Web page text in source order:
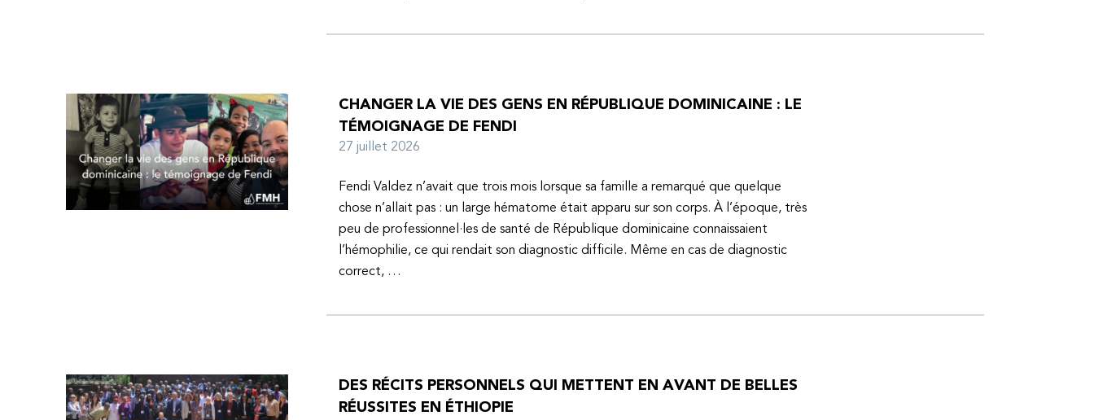
CHANGER LA VIE DES GENS EN RÉPUBLIQUE DOMINICAINE : LE
TÉMOIGNAGE DE FENDI
27 juillet 2026
Fendi Valdez n’avait que trois mois lorsque sa famille a remarqué que quelque
chose n’allait pas : un large hématome était apparu sur son corps. À l’époque, très
peu de professionnel·les de santé de République dominicaine connaissaient
l’hémophilie, ce qui rendait son diagnostic difficile. Même en cas de diagnostic
correct, …
DES RÉCITS PERSONNELS QUI METTENT EN AVANT DE BELLES
RÉUSSITES EN ÉTHIOPIE